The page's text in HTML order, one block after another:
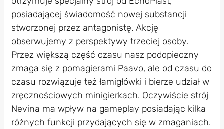
posiadającej świadomość nowej substancji
stworzonej przez antagonistę. Akcję
obserwujemy z perspektywy trzeciej osoby.
Przez większą część czasu nasz podopieczny
zmaga się z pomagierami Paavo, ale od czasu do
czasu rozwiązuje też łamigłówki i bierze udział w
zręcznościowych minigierkach. Oczywiście strój
Nevina ma wpływ na gameplay posiadając kilka
różnych funkcji przydających się w zmaganiach.